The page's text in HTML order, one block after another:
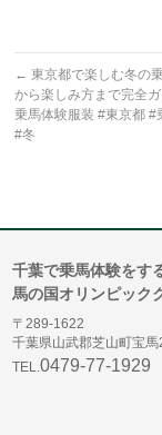
← 東京都で楽しむ冬の
から楽しみ方まで完全
乗馬体験服装 #東京都 #
#冬
千葉で乗馬体験をす
馬の国オリンピック
〒289-1622
千葉県山武郡芝山町宝馬
TEL.0479-77-1929